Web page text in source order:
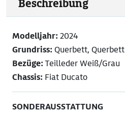
Beschreibung
Modelljahr: 2024
Grundriss: Querbett, Querbett
Bezüge:Teilleder Weiß/Grau
Chassis: Fiat Ducato
SONDERAUSSTATTUNG